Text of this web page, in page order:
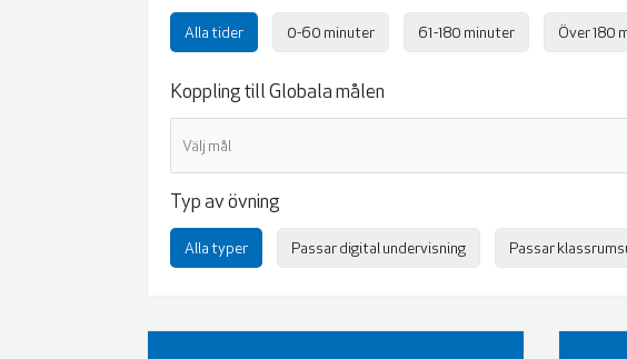
Alla tider 0-60 minuter 61-180 minuter Över 180
Koppling till Globala målen
Typ av övning
Alla typer Passar digital undervisning Passar